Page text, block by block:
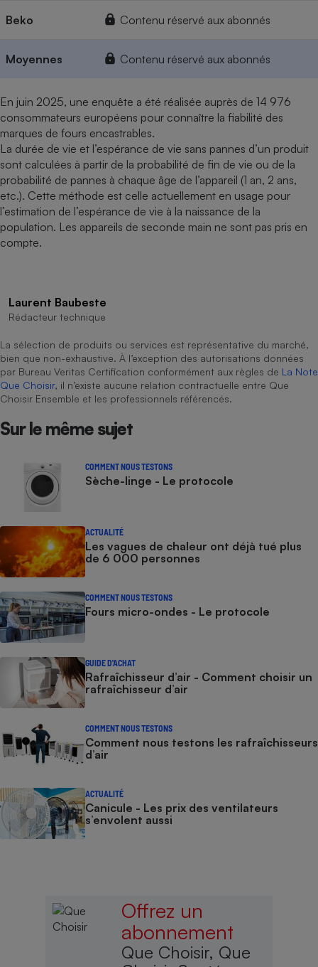
Beko Contenu réservé aux abonnés
Moyennes Contenu réservé aux abonnés
En juin 2025, une enquête a été réalisée auprès de 14 976
consommateurs européens pour connaître la fiabilité des
marques de fours encastrables.
La durée de vie et l’espérance de vie sans pannes d’un produit
sont calculées à partir de la probabilité de fin de vie ou de la
probabilité de pannes à chaque âge de l’appareil (1 an, 2 ans,
etc.). Cette méthode est celle actuellement en usage pour
l’estimation de l’espérance de vie à la naissance de la
population. Les appareils de seconde main ne sont pas pris en
compte.
Laurent Baubeste
Rédacteur technique
La sélection de produits ou services est représentative du marché,
bien que non-exhaustive. À l’exception des autorisations données
par Bureau Veritas Certification conformément aux règles de La Note
Que Choisir, il n’existe aucune relation contractuelle entre Que
Choisir Ensemble et les professionnels référencés.
Sur le même sujet
COMMENT NOUS TESTONS
Sèche-linge - Le protocole
ACTUALITÉ
Les vagues de chaleur ont déjà tué plus
de 6 000 personnes
COMMENT NOUS TESTONS
Fours micro-ondes - Le protocole
GUIDE D'ACHAT
Rafraîchisseur d’air - Comment choisir un
rafraîchisseur d’air
COMMENT NOUS TESTONS
Comment nous testons les rafraîchisseurs
d’air
ACTUALITÉ
Canicule - Les prix des ventilateurs
s’envolent aussi
Offrez un
abonnement
Que Choisir, Que